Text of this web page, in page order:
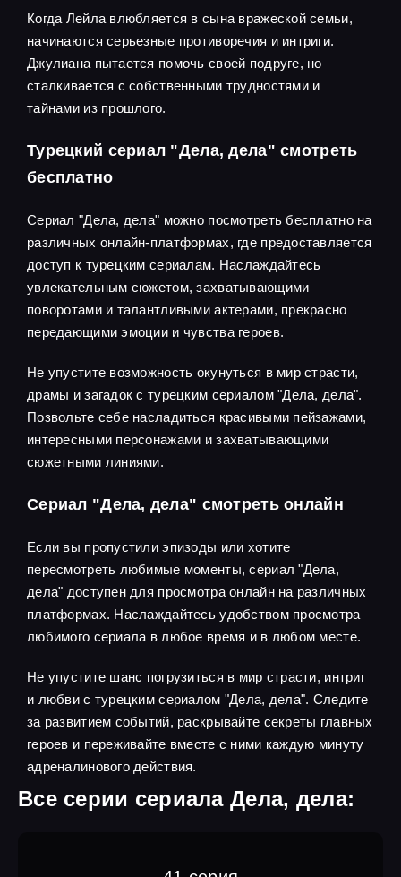
Когда Лейла влюбляется в сына вражеской семьи,
начинаются серьезные противоречия и интриги.
Джулиана пытается помочь своей подруге, но
сталкивается с собственными трудностями и
тайнами из прошлого.
Турецкий сериал "Дела, дела" смотреть
бесплатно
Сериал "Дела, дела" можно посмотреть бесплатно на
различных онлайн-платформах, где предоставляется
доступ к турецким сериалам. Наслаждайтесь
увлекательным сюжетом, захватывающими
поворотами и талантливыми актерами, прекрасно
передающими эмоции и чувства героев.
Не упустите возможность окунуться в мир страсти,
драмы и загадок с турецким сериалом "Дела, дела".
Позвольте себе насладиться красивыми пейзажами,
интересными персонажами и захватывающими
сюжетными линиями.
Сериал "Дела, дела" смотреть онлайн
Если вы пропустили эпизоды или хотите
пересмотреть любимые моменты, сериал "Дела,
дела" доступен для просмотра онлайн на различных
платформах. Наслаждайтесь удобством просмотра
любимого сериала в любое время и в любом месте.
Не упустите шанс погрузиться в мир страсти, интриг
и любви с турецким сериалом "Дела, дела". Следите
за развитием событий, раскрывайте секреты главных
героев и переживайте вместе с ними каждую минуту
адреналинового действия.
Все серии сериала Дела, дела: